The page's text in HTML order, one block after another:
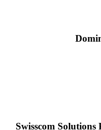
Swisscom